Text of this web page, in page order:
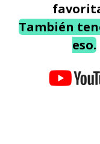
También
eso.